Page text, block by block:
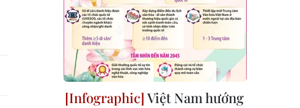
Việt Nam hướng